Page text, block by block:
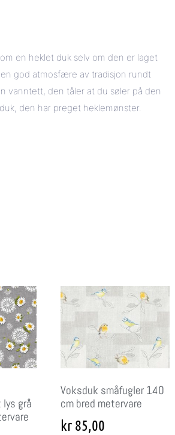
en heklet duk selv om den er laget
god atmosfære av tradisjon rundt
vanntett, den tåler at du søler på den
den har preget heklemønster.
grå
Voksduk småfugler 140
cm bred metervare
kr85,00